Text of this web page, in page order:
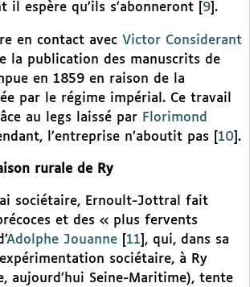
il espère qu’ils s’abonneront
9 .
en contact avec Victor Considerant
la publication des manuscrits de
en 1859 en raison de la
par le régime impérial. Ce travail
au legs laissé par Florimond
l’entreprise n’aboutit pas 10 .
rurale de Ry
sociétaire, Ernoult-Jottral fait
et des « plus fervents
Adolphe Jouanne 11 , qui, dans sa
sociétaire, à Ry
aujourd’hui Seine-Maritime), tente